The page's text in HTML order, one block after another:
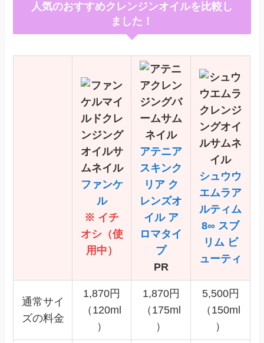
人気のおすすめクレンジンオイルを比較し
ました！
ファンケ
ル
※ イチ
オシ（使
用中）
アテニア
スキンク
リア ク
レンズオ
イル ア
ロマタイ
プ
PR
シュウウ
エムラア
ルティム
8∞ スブ
リム ビ
ューティ
通常サイ
ズの料金
1,870円
（120ml
）
1,870円
（175ml
）
5,500円
（150ml
）